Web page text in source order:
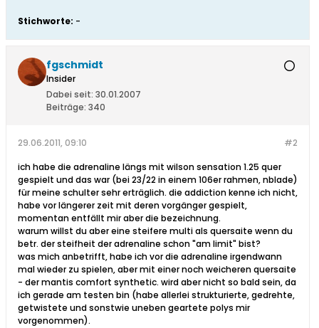
Stichworte: -
fgschmidt
Insider
Dabei seit: 30.01.2007
Beiträge: 340
#2
29.06.2011, 09:10
ich habe die adrenaline längs mit wilson sensation 1.25 quer
gespielt und das war (bei 23/22 in einem 106er rahmen, nblade)
für meine schulter sehr erträglich. die addiction kenne ich nicht,
habe vor längerer zeit mit deren vorgänger gespielt,
momentan entfällt mir aber die bezeichnung.
warum willst du aber eine steifere multi als quersaite wenn du
betr. der steifheit der adrenaline schon "am limit" bist?
was mich anbetrifft, habe ich vor die adrenaline irgendwann
mal wieder zu spielen, aber mit einer noch weicheren quersaite
- der mantis comfort synthetic. wird aber nicht so bald sein, da
ich gerade am testen bin (habe allerlei strukturierte, gedrehte,
getwistete und sonstwie uneben geartete polys mir
vorgenommen).